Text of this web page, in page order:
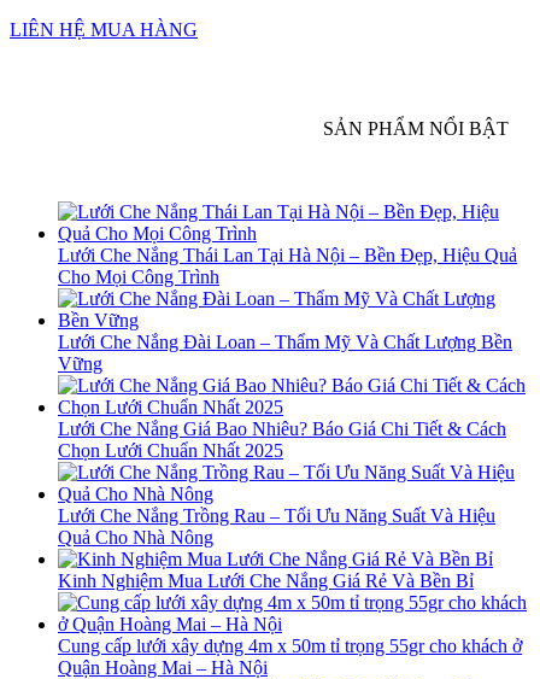
LIÊN HỆ MUA HÀNG
SẢN PHẨM NỔI BẬT
Lưới Che Nắng Thái Lan Tại Hà Nội – Bền Đẹp, Hiệu Quả
Cho Mọi Công Trình
Lưới Che Nắng Đài Loan – Thẩm Mỹ Và Chất Lượng Bền
Vững
Lưới Che Nắng Giá Bao Nhiêu? Báo Giá Chi Tiết & Cách
Chọn Lưới Chuẩn Nhất 2025
Lưới Che Nắng Trồng Rau – Tối Ưu Năng Suất Và Hiệu
Quả Cho Nhà Nông
Kinh Nghiệm Mua Lưới Che Nắng Giá Rẻ Và Bền Bỉ
Cung cấp lưới xây dựng 4m x 50m tỉ trọng 55gr cho khách ở
Quận Hoàng Mai – Hà Nội